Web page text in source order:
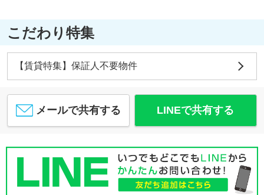
こだわり特集
【賃貸特集】保証人不要物件
メールで共有する LINEで共有する